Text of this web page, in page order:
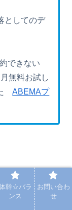
としてのデ
できない
無料お試し
たABEMAプ
幹☆バラ
ンス
お問い合わ
せ